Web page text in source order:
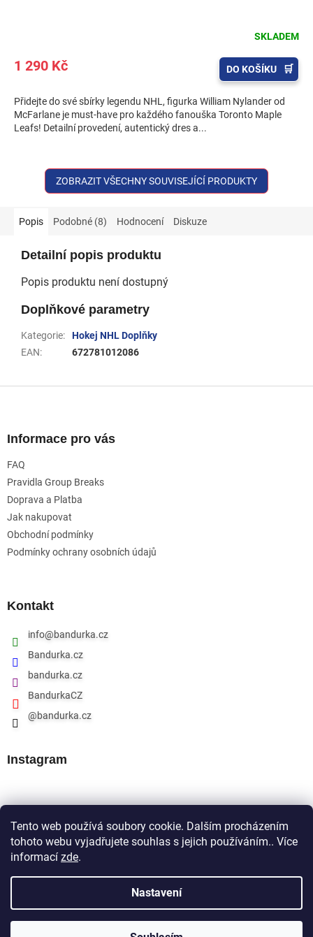
Tento web používá soubory cookie. Dalším procházením
tohoto webu vyjadřujete souhlas s jejich používáním.. Více
informací zde.
Nastavení
SKLADEM
1 290 Kč DO KOŠÍKU
Přidejte do své sbírky legendu NHL, figurka William Nylander od
McFarlane je must-have pro každého fanouška Toronto Maple
Leafs! Detailní provedení, autentický dres a...
ZOBRAZIT VŠECHNY SOUVISEJÍCÍ PRODUKTY
Popis Podobné (8) Hodnocení Diskuze
Detailní popis produktu
Popis produktu není dostupný
Doplňkové parametry
Kategorie:
Hokej NHL Doplňky
EAN: 672781012086
Informace pro vás
FAQ
Pravidla Group Breaks
Doprava a Platba
Jak nakupovat
Obchodní podmínky
Podmínky ochrany osobních údajů
Kontakt
info@bandurka.cz
Bandurka.cz
bandurka.cz
BandurkaCZ
@bandurka.cz
Instagram